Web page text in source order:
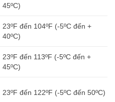
45ºC)
23ºF đến 104ºF (-5ºC đến +
40ºC)
23ºF đến 113ºF (-5ºC đến +
45ºC)
23ºF đến 122ºF (-5ºC đến 50ºC)